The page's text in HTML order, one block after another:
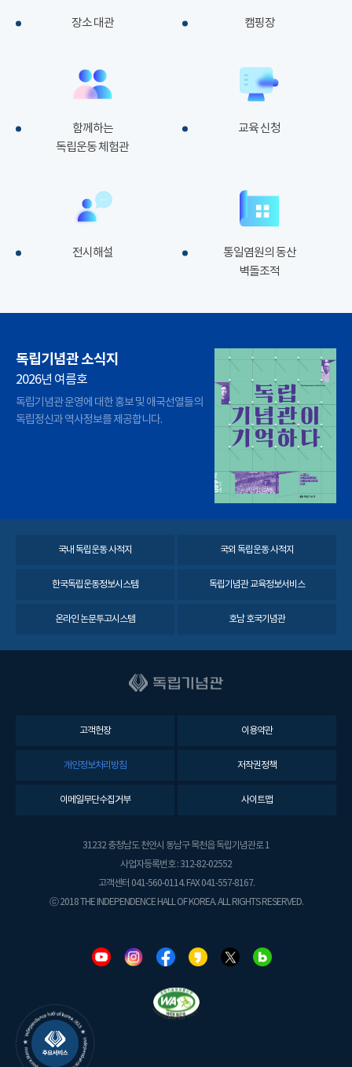
장소 대관 캠핑장
함께하는
독립운동 체험관
교육 신청
전시해설
통일염원의 동산
벽돌조적
독립기념관 소식지
2026년 여름호
독립기념관 운영에 대한 홍보 및 애국선열들의
독립정신과 역사정보를 제공합니다.
국내 독립운동 사적지 국외 독립운동 사적지
한국독립운동정보시스템 독립기념관 교육정보서비스
온라인 논문투고시스템 호남 호국기념관
고객헌장 이용약관
개인정보처리방침 저작권정책
이메일무단수집거부 사이트맵
31232 충청남도 천안시 동남구 목천읍 독립기념관로 1
사업자등록번호 : 312-82-02552
고객센터 041-560-0114. FAX 041-557-8167.
ⓒ 2018 THE INDEPENDENCE HALL OF KOREA. ALL RIGHTS RESERVED.